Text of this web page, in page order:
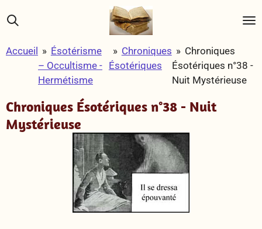
Passer
au
principal
Accueil » Ésotérisme
– Occultisme -
Hermétisme
» Chroniques
Ésotériques
» Chroniques
Ésotériques n°38 -
Nuit Mystérieuse
Chroniques Ésotériques n°38 - Nuit
Mystérieuse